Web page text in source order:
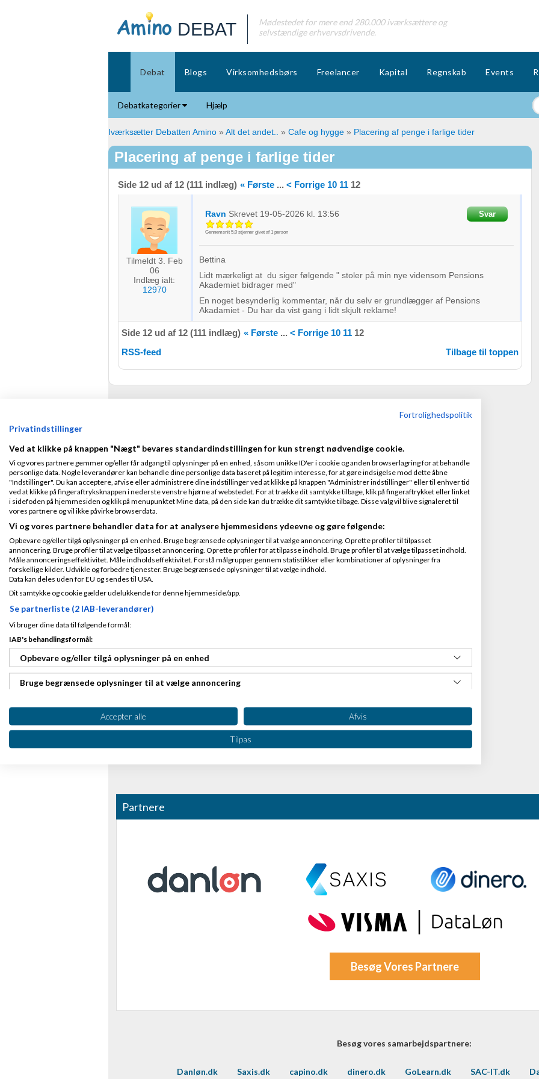
DEBAT
Mødestedet for mere end 280.000 iværksættere og
selvstændige erhvervsdrivende.
Debat Blogs Virksomhedsbørs Freelancer Kapital Regnskab Events
Debatkategorier Hjælp
Iværksætter Debatten Amino » Alt det andet.. » Cafe og hygge » Placering af penge i farlige tider
Placering af penge i farlige tider
Side 12 ud af 12 (111 indlæg) « Første ... < Forrige 10 11 12
Tilmeldt 3. Feb
06
Indlæg ialt:
12970
Ravn Skrevet 19-05-2026 kl. 13:56
Gennemsnit 5,0stjerner givet af 1person
Svar
Bettina
Lidt mærkeligt at du siger følgende " stoler på min nye vidensom Pensions
Akademiet bidrager med"
En noget besynderlig kommentar, når du selv er grundlægger af Pensions
Akadamiet - Du har da vist gang i lidt skjult reklame!
Side 12 ud af 12 (111 indlæg) « Første ... < Forrige 10 11 12
RSS-feed
Tilbage til toppen
Partnere
Besøg Vores Partnere
Besøg vores samarbejdspartnere:
Danløn.dk Saxis.dk capino.dk dinero.dk GoLearn.dk SAC-IT.dk
Fortrolighedspolitik
Privatindstillinger
Ved at klikke på knappen "Nægt" bevares standardindstillingen for kun strengt nødvendige cookie.
Vi og vores partnere gemmer og/eller får adgang til oplysninger på en enhed, såsom unikke ID'er i cookie og anden browserlagring for at behandle
personlige data. Nogle leverandører kan behandle dine personlige data baseret på legitim interesse, for at gøre indsigelse mod dette åbne
"Indstillinger". Du kan acceptere, afvise eller administrere dine indstillinger ved at klikke på knappen "Administrer indstillinger" eller til enhver tid
ved at klikke på fingeraftryksknappen i nederste venstre hjørne af webstedet. For at trække dit samtykke tilbage, klik på fingeraftrykket eller linket
i sidefoden på hjemmesiden og klik på menupunktet Mine data, på den side kan du trække dit samtykke tilbage. Disse valg vil blive signaleret til
vores partnere og vil ikke påvirke browserdata.
Vi og vores partnere behandler data for at analysere hjemmesidens ydeevne og gøre følgende:
Opbevare og/eller tilgå oplysninger på en enhed. Bruge begrænsede oplysninger til at vælge annoncering. Oprette profiler til tilpasset
annoncering. Bruge profiler til at vælge tilpasset annoncering. Oprette profiler for at tilpasse indhold. Bruge profiler til at vælge tilpasset indhold.
Måle annonceringseffektivitet. Måle indholdseffektivitet. Forstå målgrupper gennem statistikker eller kombinationer af oplysninger fra
forskellige kilder. Udvikle og forbedre tjenester. Bruge begrænsede oplysninger til at vælge indhold.
Data kan deles uden for EU og sendes til USA.
Dit samtykke og cookie gælder udelukkende for denne hjemmeside/app.
Se partnerliste (2 IAB-leverandører)
Vi bruger dine data til følgende formål:
IAB's behandlingsformål:
Opbevare og/eller tilgå oplysninger på en enhed
Bruge begrænsede oplysninger til at vælge annoncering
Oprette profiler til tilpasset annoncering
Bruge profiler til at vælge tilpasset annoncering
Måle annonceringseffektivitet
Accepter alle Afvis
Tilpas